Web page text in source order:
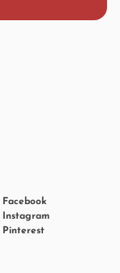
Facebook
Instagram
Pinterest